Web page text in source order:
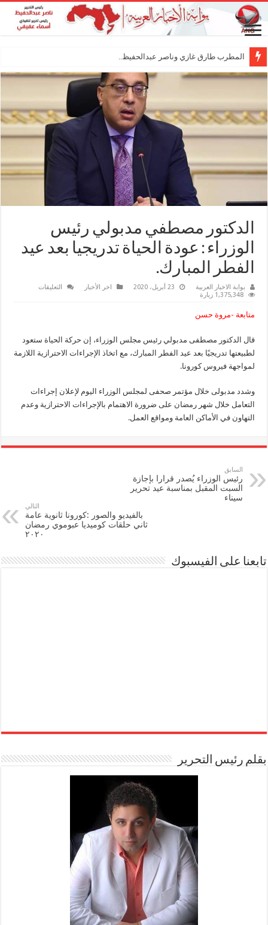
المطرب طارق غازي وناصر عبدالحفيظ.. شراكة فني
الدكتور مصطفي مدبولي رئيس
الوزراء : عودة الحياة تدريجيا بعد عيد
الفطر المبارك.
بوابة الاخبار العربية 23 أبريل، 2020 اخر الأخبار التعليقات
عودة
الحياة
تدريجيا
مغلقة
1,375,348 زيارة
متابعة -مروة حسن
قال الدكتور مصطفى مدبولي رئيس مجلس الوزراء، إن حركة الحياة ستعود
لطبيعتها تدريجيًا بعد عيد الفطر المبارك، مع اتخاذ الإجراءات الاحترازية اللازمة
لمواجهة فيروس كورونا.
وشدد مدبولى خلال مؤتمر صحفى لمجلس الوزراء اليوم لإعلان إجراءات
التعامل خلال شهر رمضان على ضرورة الاهتمام بالإجراءات الاحترازية وعدم
التهاون في الأماكن العامة ومواقع العمل.
السابق
رئيس الوزراء يُصدر قرارا بإجازة
السبت المقبل بمناسبة عيد تحرير
سيناء
التالي
بالفيديو والصور :كورونا ثانوية عامة
ثاني حلقات كوميديا عبوموي رمضان
٢٠٢٠
تابعنا على الفيسبوك
بقلم رئيس التحرير